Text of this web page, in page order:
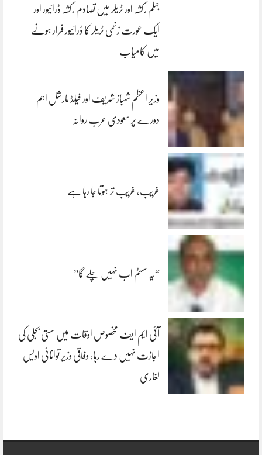
جہلم رکشہ اور ٹریلر میں تصادم رکشہ ڈرائیور اور
ایک عورت زخمی ٹریلر کا ڈرائیور فرار ہونے
میں کامیاب
وزیر اعظم شہباز شریف اور فیلڈ مارشل اہم
دورے پر سعودی عرب روانہ
غریب، غریب تر ہوتا جا رہا ہے
“یہ سسٹم اب نہیں چلے گا”
آئی ایم ایف مخصوص اوقات میں سستی بجلی کی
اجازت نہیں دے رہا، وفاقی وزیر توانائی اویس
لغاری